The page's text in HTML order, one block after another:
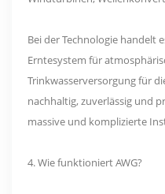
Bei der Technologie handelt
Erntesystem für
Trinkwasserversorgung für
nachhaltig, zuverlässig und
massive und komplizierte
4. Wie funktioniert AWG?